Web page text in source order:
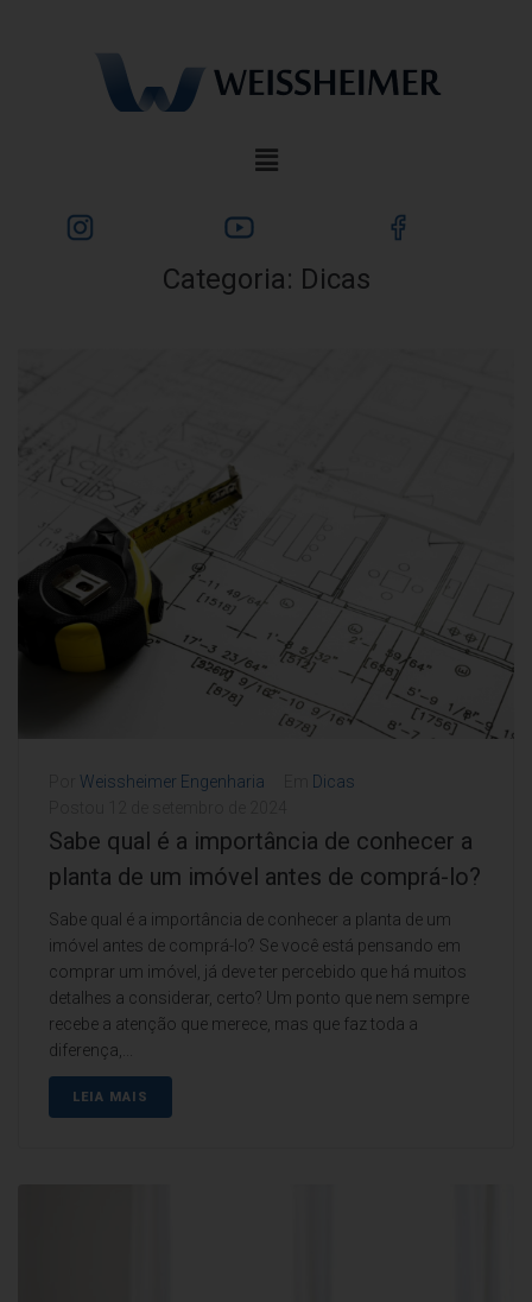
Categoria: Dicas
Weissheimer Engenharia
Dicas
Sabe qual é a importância de conhecer a
planta de um imóvel antes de comprá-lo?
Sabe qual é a importância de conhecer a planta de um
imóvel antes de comprá-lo? Se você está pensando em
comprar um imóvel, já deve ter percebido que há muitos
detalhes a considerar, certo? Um ponto que nem sempre
recebe a atenção que merece, mas que faz toda a
diferença,...
LEIA MAIS